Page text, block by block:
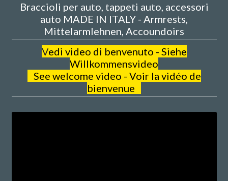
Braccioli per auto, tappeti auto, accessori
auto MADE IN ITALY - Armrests,
Mittelarmlehnen, Accoundoirs
Vedi video di benvenuto - Siehe
Willkommensvideo
See welcome video - Voir la vidéo de
bienvenue